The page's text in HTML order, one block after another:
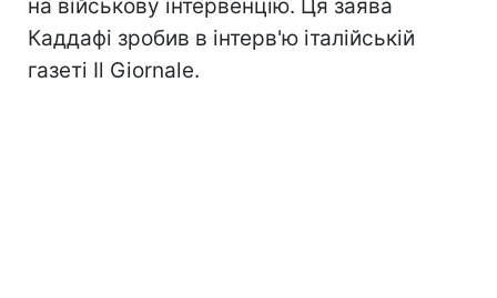
на військову інтервенцію. Ця заява
Каддафі зробив в інтерв'ю італійській
газеті Il Giornale.